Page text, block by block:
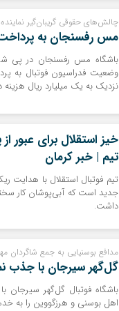
چالش‌های حقوقی گریبان‌گیر نماینده
مس رفسنجان به پرداخت بیش از ۲.۵
باشگاه مس رفسنجان در پی
نزدیک به یک میلیارد ریال
خیز استقلال برای عبور
تیم | خبر کرمان
تیم فوتبال استقلال با هدایت
جدید است که آبی‌پوشان کار
داشت.
مدافع بوسنیایی به جمع شاگردان
گل‌گهر سیرجان با جذب
اهل بوسنی و هرزگووین را به